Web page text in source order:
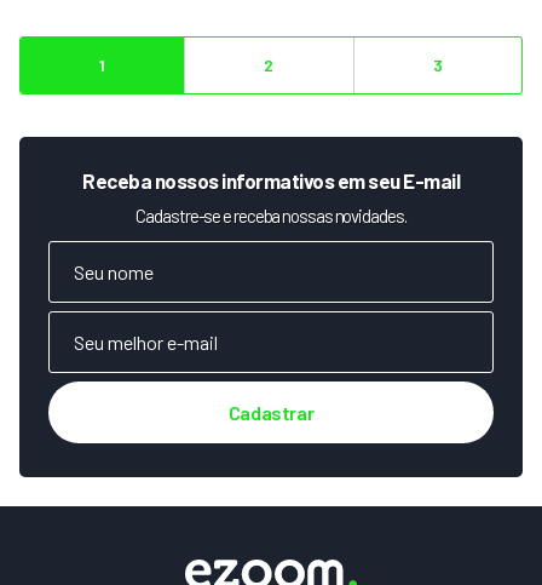
1 2 3
Receba nossos informativos em seu E-mail
Cadastre-se e receba nossas novidades.
Cadastrar